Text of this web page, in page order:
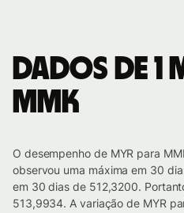
Dados de 1
MMK
O desempenho de MYR para
observou uma máxima em 30
em 30 dias de 512,3200.
513,9934. A variação de MYR